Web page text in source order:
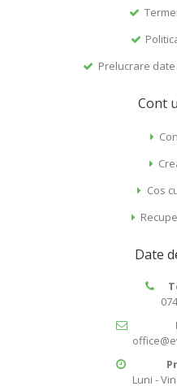
Prelucrare
Cont
Cos
Date
Luni -